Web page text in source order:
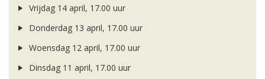
Vrijdag 14 april, 17.00 uur
Donderdag 13 april, 17.00 uur
Woensdag 12 april, 17.00 uur
Dinsdag 11 april, 17.00 uur